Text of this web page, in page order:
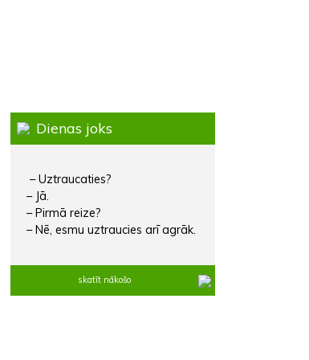
Dienas joks
– Uztraucaties?
– Jā.
– Pirmā reize?
– Nē, esmu uztraucies arī agrāk.
skatīt nākošo